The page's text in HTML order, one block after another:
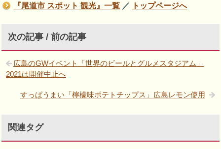
『尾道市 スポット 観光』一覧 ／ トップページへ
次の記事 / 前の記事
広島のGWイベント「世界のビールとグルメスタジアム」
2021は開催中止へ
すっぱうまい「檸檬味ポテトチップス」広島レモン使用
関連タグ